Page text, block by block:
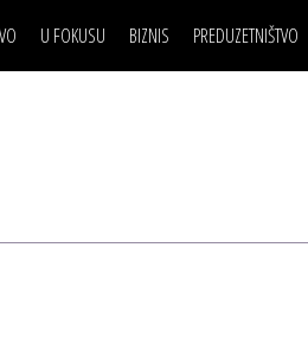
U FOKUSU BIZNIS
ESG & ENERGY
PREDUZETNIŠTVO
IZJAVA DANABIZNIS SCENA